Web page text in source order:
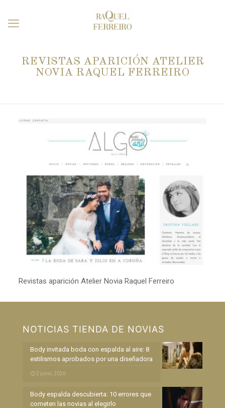
REVISTAS APARICIÓN ATELIER
NOVIA RAQUEL FERREIRO
Revistas aparición Atelier Novia Raquel Ferreiro
NOTICIAS TIENDA DE NOVIAS
Body invitada boda con espalda al aire: 8
estilismos aprobados por una diseñadora
2 junio, 2026
Body espalda descubierta: 10 errores que
cometen las novias al elegirlo